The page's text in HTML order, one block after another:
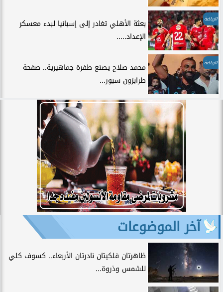
الرياضة
بعثة الأهلي تغادر إلى إسبانيا لبدء معسكر
الإعداد.....
الرياضة
محمد صلاح يصنع طفرة جماهيرية.. صفحة
طرابزون سبور...
آخر الموضوعات
ظاهرتان فلكيتان نادرتان الأربعاء.. كسوف كلي
للشمس وذروة...